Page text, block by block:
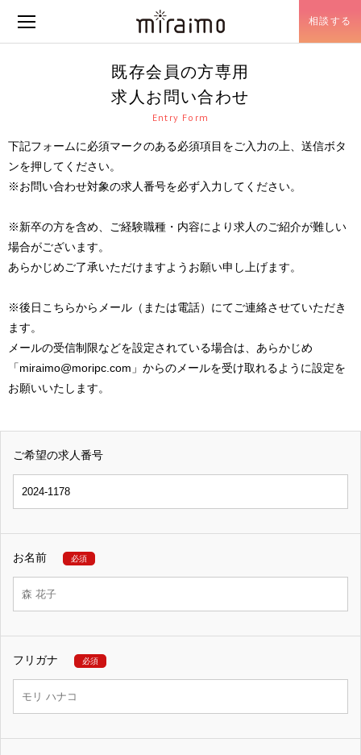
相談する
既存会員の方専用
求人お問い合わせ
Entry Form
下記フォームに必須マークのある必須項目をご入力の上、送信ボタ
ンを押してください。
※お問い合わせ対象の求人番号を必ず入力してください。
※新卒の方を含め、ご経験職種・内容により求人のご紹介が難しい
場合がございます。
あらかじめご了承いただけますようお願い申し上げます。
※後日こちらからメール（または電話）にてご連絡させていただき
ます。
メールの受信制限などを設定されている場合は、あらかじめ
「miraimo@moripc.com」からのメールを受け取れるように設定を
お願いいたします。
ご希望の求人番号
お名前 必須
フリガナ 必須